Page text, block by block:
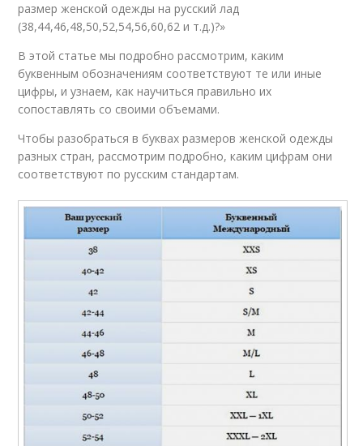
размер женской одежды на русский лад
(38,44,46,48,50,52,54,56,60,62 и т.д.)?»
В этой статье мы подробно рассмотрим, каким
буквенным обозначениям соответствуют те или иные
цифры, и узнаем, как научиться правильно их
сопоставлять со своими объемами.
Чтобы разобраться в буквах размеров женской одежды
разных стран, рассмотрим подробно, каким цифрам они
соответствуют по русским стандартам.